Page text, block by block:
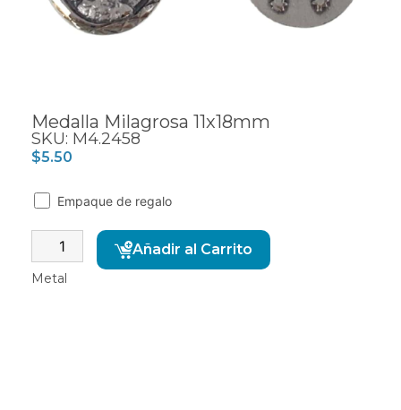
Medalla Milagrosa 11x18mm
SKU: M4.2458
$5.50
Empaque de regalo
Añadir al Carrito
Metal